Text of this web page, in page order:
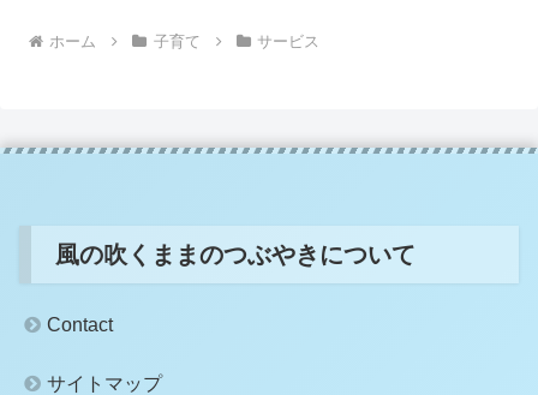
ホーム 子育て サービス
風の吹くままのつぶやきについて
Contact
サイトマップ